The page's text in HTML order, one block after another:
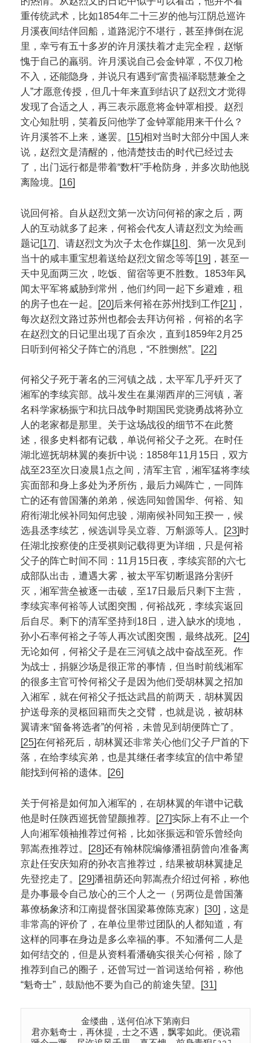
重传统武术，比如1854年二十三岁的他与江阴总巡许
月溪夜间结伴回船，道路泥泞不堪行，甚至摔倒在泥
里，幸亏有五十多岁的许月溪扶着才走完全程，赵惭
愧于自己的羸弱。许月溪说自己会金钟罩，不仅刀枪
不入，还能隐身，并说只有遇到“富贵福泽聪慧兼全之
人”才愿意传授，但几十年来直到结识了赵烈文才觉得
发现了合适之人，再三表示愿意将金钟罩相授。赵烈
文心知肚明，笑着反问他学了金钟罩能用来干什么？
许月溪答不上来，遂罢。 [15]相对当时大部分中国人来
说，赵烈文是清醒的，他清楚技击的时代已经过去
了，出门远行都是带着“数杆”手枪防身，并多次助他脱
离险境。 [16]
说回何裕。自从赵烈文第一次访问何裕的家之后，两
人的互动就多了起来，何裕会代友人请赵烈文为绘画
题记[17] 、请赵烈文为次子太仓作媒[18]
、第一次见到
当十的咸丰重宝想着送给赵烈文留念等等[19] ，甚至一
天中见面两三次，吃饭、留宿等更不胜数。1853年风
闻太平军将威胁到常州，他们约同一起下乡避难，租
的房子也在一起。 [20] 后来何裕在苏州找到工作[21] ，
每次赵烈文路过苏州也都会去拜访何裕，何裕的名字
在赵烈文的日记里出现了百余次，直到1859年2月25
日听到何裕父子阵亡的消息，“不胜恻然”。 [22]
何裕父子死于著名的三河镇之战，太平军几乎歼灭了
湘军的李续宾部。战斗发生在巢湖西岸的三河镇，著
名科学家杨振宁和抗日战争时期国民党骁勇战将孙立
人的老家都是那里。关于这场战役的细节不在此赘
述，很多史料都有记载，单说何裕父子之死。在时任
湖北巡抚胡林翼的奏折中说：1858年11月15日，双方
战至23至次日凌晨1点之间，清军主官，湘军猛将李续
宾面部和身上多处为矛所伤，最后力竭阵亡，一同阵
亡的还有曾国藩的弟弟，候选同知曾国华、何裕、知
府衔湖北候补同知何忠骏，湖南候补同知王揆一，候
选县丞李续艺，候选训导吴立蓉、万斛源等人。 [23]时
任湖北按察使的庄受祺则记载得更为详细，只是何裕
父子的阵亡时间不同：11月15日夜，李续宾部的六七
成部队出击，遭遇大雾，被太平军切断退路分割歼
灭，湘军营垒被逐一击破，至17日最后只剩下主营，
李续宾率何裕等人试图突围，何裕战死，李续宾返回
后自尽。剩下的清军坚持到18日，进入缺水的境地，
孙小石率何裕之子等人再次试图突围，最终战死。 [24]
无论如何，何裕父子是在三河镇之战中奋战至死。作
为战士，捐躯沙场是很正常的事情，但当时前线湘军
的很多主官可怜何裕父子是因为他们受胡林翼之招加
入湘军，就在何裕父子抵达武昌的前两天，胡林翼因
护送母亲的灵柩回籍而失之交臂，也就是说，被胡林
翼请来“留备将选者”的何裕，未曾见到胡便阵亡了。
[25]在何裕死后，胡林翼还非常关心他们父子尸首的下
落，在给李续宾弟，也是其继任者李续宜的信中希望
能找到何裕的遗体。 [26]
关于何裕是如何加入湘军的，在胡林翼的年谱中记载
他是时任陕西巡抚曾望颜推荐。 [27]实际上有不止一个
人向湘军领袖推荐过何裕，比如张振远和管乐曾经向
郭嵩焘推荐过。 [28]还有翰林院编修潘祖荫曾向准备离
京赴任安庆知府的孙衣言推荐过，结果被胡林翼捷足
先登挖走了。 [29]潘祖荫还向郭嵩焘介绍过何裕，称他
是办事最令自己放心的三个人之一（另两位是曾国藩
幕僚杨象济和江南提督张国梁幕僚陈克家） [30] ，这是
非常高的评价了，在单位里带过团队的人都知道，有
这样的同事在身边是多么幸福的事。不知潘何二人是
如何结交的，但是从资料看潘确实很关心何裕，除了
推荐到自己的圈子，还曾写过一首词送给何裕，称他
“魁奇士”，鼓励他不要为自己的前途失望。 [31]
金缕曲，送何伯冰下第南归
君亦魁奇士，再休提，士之不遇，飘零如此。便说霜